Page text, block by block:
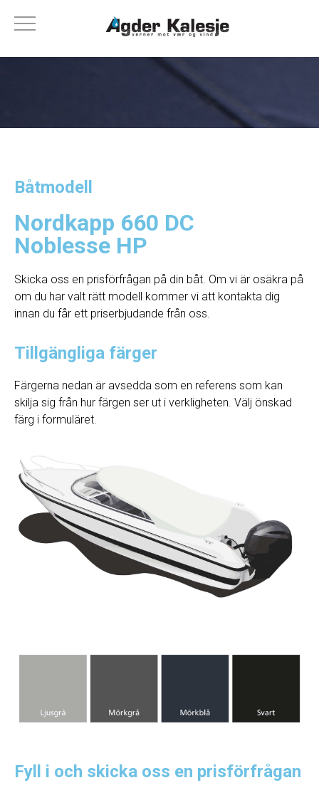
Båtmodell
Nordkapp 660 DC
Noblesse HP
Skicka oss en prisförfrågan på din båt. Om vi ​​är osäkra på
om du har valt rätt modell kommer vi att kontakta dig
innan du får ett priserbjudande från oss.
Tillgängliga färger
Färgerna nedan är avsedda som en referens som kan
skilja sig från hur färgen ser ut i verkligheten. Välj önskad
färg i formuläret.
Fyll i och skicka oss en prisförfrågan